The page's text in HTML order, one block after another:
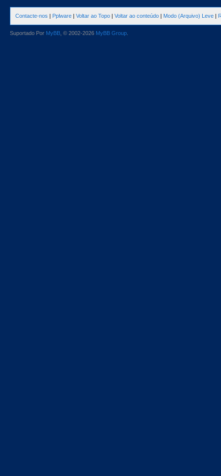
Contacte-nos | Pplware | Voltar ao Topo | Voltar ao conteúdo | Modo (Arquivo) Leve |
Suportado Por MyBB , © 2002-2026 MyBB Group